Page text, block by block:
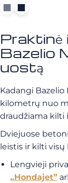
Praktinė
Bazelio
uostą
Kadangi Bazelio
kilometrų nuo
draudžiama kilti
Dviejuose
leistis ir kilti visų
Lengvieji
„Hondajet”